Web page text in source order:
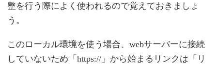
整を行う際によく使われるので覚えておきましょ
う。
このローカル環境を使う場合、webサーバーに接続
していないため「https://」から始まるリンクは「リ